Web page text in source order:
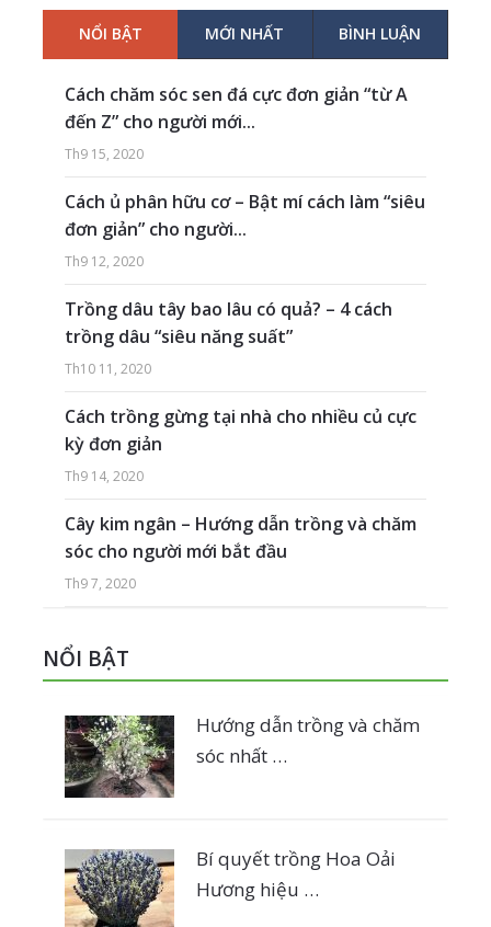
NỔI BẬT MỚI NHẤT BÌNH LUẬN
Cách chăm sóc sen đá cực đơn giản “từ A
đến Z” cho người mới...
Th9 15, 2020
Cách ủ phân hữu cơ – Bật mí cách làm “siêu
đơn giản” cho người...
Th9 12, 2020
Trồng dâu tây bao lâu có quả? – 4 cách
trồng dâu “siêu năng suất”
Th10 11, 2020
Cách trồng gừng tại nhà cho nhiều củ cực
kỳ đơn giản
Th9 14, 2020
Cây kim ngân – Hướng dẫn trồng và chăm
sóc cho người mới bắt đầu
Th9 7, 2020
NỔI BẬT
Hướng dẫn trồng và chăm
sóc nhất …
Bí quyết trồng Hoa Oải
Hương hiệu …